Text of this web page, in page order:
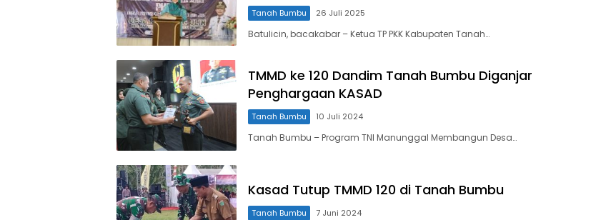
Tanah Bumbu 26 Juli 2025
Batulicin, bacakabar – Ketua TP PKK Kabupaten Tanah…
TMMD ke 120 Dandim Tanah Bumbu Diganjar
Penghargaan KASAD
Tanah Bumbu 10 Juli 2024
Tanah Bumbu – Program TNI Manunggal Membangun Desa…
Kasad Tutup TMMD 120 di Tanah Bumbu
Tanah Bumbu 7 Juni 2024